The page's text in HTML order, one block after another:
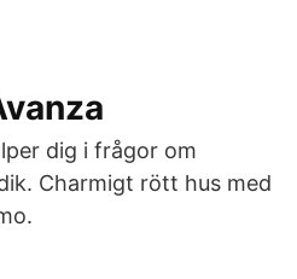
dig i frågor om
Charmigt rött hus med